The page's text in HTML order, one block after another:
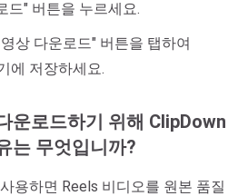
드" 버튼을 누르세요.
상 다운로드" 버튼을 탭하여
에 저장하세요.
운로드하기 위해 ClipDown
는 무엇입니까?
용하면 Reels 비디오를 원본 품질